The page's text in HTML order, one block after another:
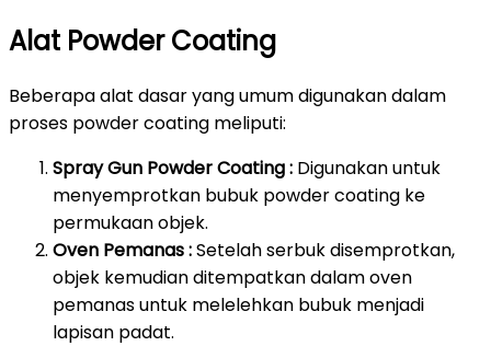
Alat Powder Coating
Beberapa alat dasar yang umum digunakan dalam
proses powder coating meliputi:
Spray Gun Powder Coating : Digunakan untuk
menyemprotkan bubuk powder coating ke
permukaan objek.
Oven Pemanas :Setelah serbuk disemprotkan,
objek kemudian ditempatkan dalam oven
pemanas untuk melelehkan bubuk menjadi
lapisan padat.